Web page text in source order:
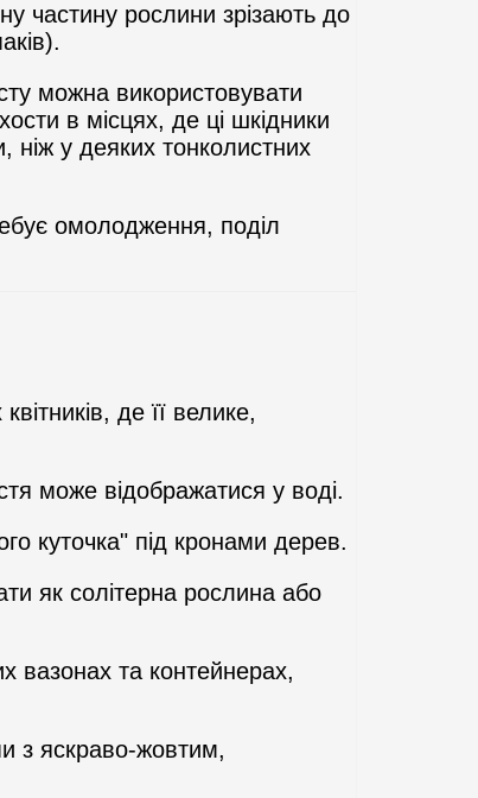
частину рослини зрізають до
можна використовувати
в місцях, де ці шкідники
у деяких тонколистних
омолодження, поділ
де її велике,
може відображатися у воді.
куточка" під кронами дерев.
як солітерна рослина або
вазонах та контейнерах,
з яскраво-жовтим,